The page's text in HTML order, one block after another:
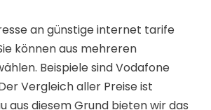
an günstige internet tarife
können aus mehreren
Beispiele sind Vodafone
Vergleich aller Preise ist
aus diesem Grund bieten wir das